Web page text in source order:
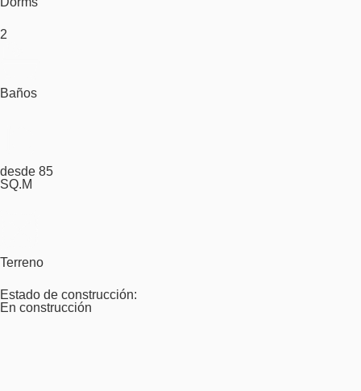
2
Baños
desde 85
SQ.M
Terreno
Estado de construcción:
En construcción